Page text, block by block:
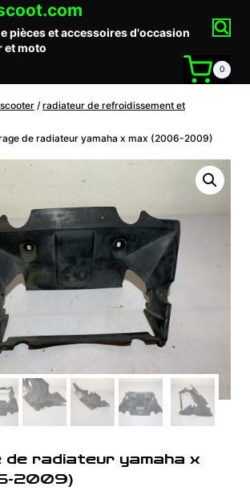
pièces et accessoires d'occasion
et moto
0
scooter / radiateur de refroidissement et
de radiateur yamaha x max (2006-2009)
radiateur yamaha x
2009)